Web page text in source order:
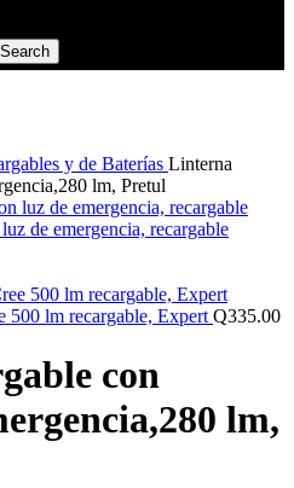
Search
y de Baterías Linterna
lm, Pretul
de emergencia, recargable
500 lm recargable, Expert Q335.00
con
lm,